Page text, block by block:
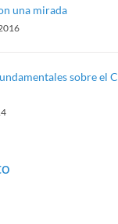
una mirada
sobre el